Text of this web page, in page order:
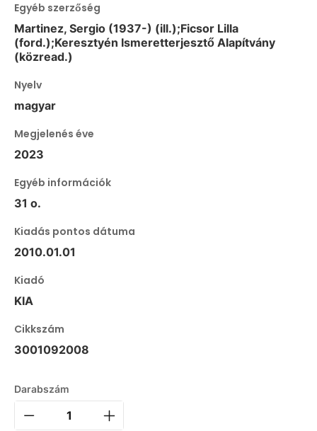
Egyéb szerzőség
Martinez, Sergio (1937-) (ill.);Ficsor Lilla
(ford.);Keresztyén Ismeretterjesztő Alapítvány
(közread.)
Nyelv
magyar
Megjelenés éve
2023
Egyéb információk
31 o.
Kiadás pontos dátuma
2010.01.01
Kiadó
KIA
Cikkszám
3001092008
Darabszám